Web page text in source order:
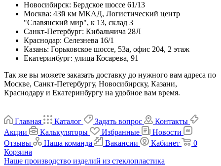
Новосибирск: Бердское шоссе 61/13
Москва: 43й км МКАД, Логистический центр
"Славянский мир", к 13, склад 3
Санкт-Петербург: Кибальчича 28Л
Краснодар: Селезнева 16/1
Казань: Горьковское шоссе, 53а, офис 204, 2 этаж
Екатеринбург: улица Косарева, 91
Так же вы можете заказать доставку до нужного вам адреса по
Москве, Санкт-Петербургу, Новосибирску, Казани,
Краснодару и Екатеринбургу на удобное вам время.
Главная Каталог Задать вопрос
Контакты
Акции
Калькуляторы Избранные
Новости
Отзывы
Наша команда Вакансии Кабинет
0
Корзина
Наше производство изделий из стеклопластика